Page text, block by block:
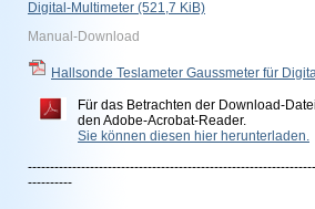
Digital-Multimeter (521,7 KiB)
Manual-Download
Hallsonde Teslameter Gaussmeter für
Für das Betrachten der Download-
den Adobe-Acrobat-Reader.
Sie können diesen hier herunterladen.
----------